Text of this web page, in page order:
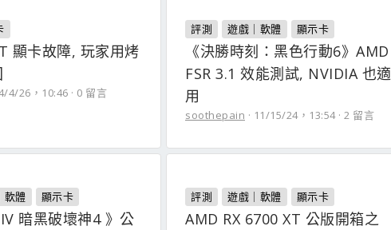
顯卡故障, 玩家用烤
4/26，10:46 0 留言
評測 遊戲｜軟體 顯示卡
《決勝時刻：黑色行動6》AMD
FSR 3.1 效能測試, NVIDIA 也適
用
soothepain 11/15/24，13:54 2 留言
軟體 顯示卡
暗黑破壞神4 》公
評測 遊戲｜軟體 顯示卡
AMD RX 6700 XT 公版開箱之